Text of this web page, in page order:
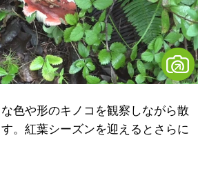
色や形のキノコを観察しながら散
。紅葉シーズンを迎えるとさらに